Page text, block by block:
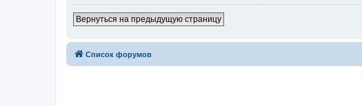
Вернуться на предыдущую страницу
Список форумов